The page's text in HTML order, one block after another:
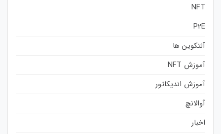
NFT
P2E
آلتکوین ها
آموزش NFT
آموزش اندیکاتور
آوالانچ
اخبار